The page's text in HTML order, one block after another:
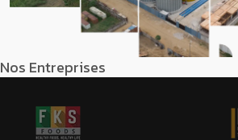
Nos Entreprises